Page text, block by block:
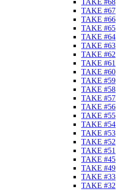
TAKE #68
TAKE #67
TAKE #66
TAKE #65
TAKE #64
TAKE #63
TAKE #62
TAKE #61
TAKE #60
TAKE #59
TAKE #58
TAKE #57
TAKE #56
TAKE #55
TAKE #54
TAKE #53
TAKE #52
TAKE #51
TAKE #45
TAKE #49
TAKE #33
TAKE #32